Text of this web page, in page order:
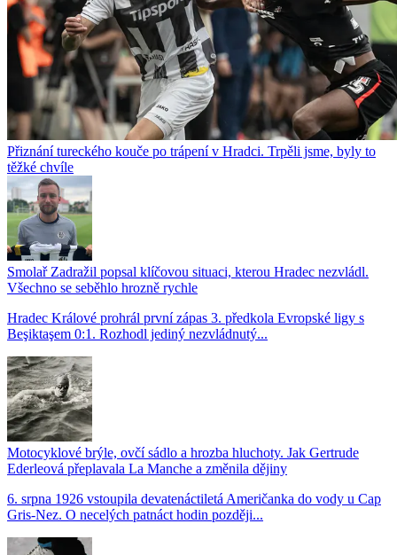
Přiznání tureckého kouče po trápení v Hradci. Trpěli jsme, byly to
těžké chvíle
Smolař Zadražil popsal klíčovou situaci, kterou Hradec nezvládl.
Všechno se seběhlo hrozně rychle
Hradec Králové prohrál první zápas 3. předkola Evropské ligy s
Beşiktaşem 0:1. Rozhodl jediný nezvládnutý...
Motocyklové brýle, ovčí sádlo a hrozba hluchoty. Jak Gertrude
Ederleová přeplavala La Manche a změnila dějiny
6. srpna 1926 vstoupila devatenáctiletá Američanka do vody u Cap
Gris-Nez. O necelých patnáct hodin později...